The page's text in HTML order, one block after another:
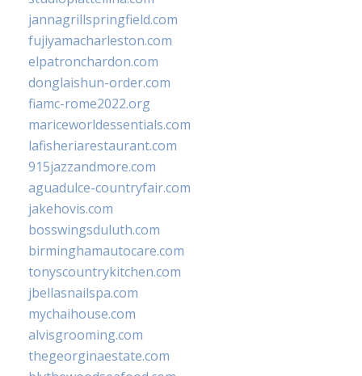
jannagrillspringfield.com
fujiyamacharleston.com
elpatronchardon.com
donglaishun-order.com
fiamc-rome2022.org
mariceworldessentials.com
lafisheriarestaurant.com
915jazzandmore.com
aguadulce-countryfair.com
jakehovis.com
bosswingsduluth.com
birminghamautocare.com
tonyscountrykitchen.com
jbellasnailspa.com
mychaihouse.com
alvisgrooming.com
thegeorginaestate.com